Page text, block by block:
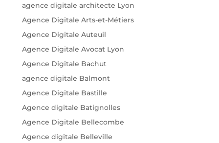
agence digitale architecte Lyon
Agence Digitale Arts-et-Métiers
Agence Digitale Auteuil
Agence Digitale Avocat Lyon
Agence Digitale Bachut
agence digitale Balmont
Agence Digitale Bastille
Agence digitale Batignolles
Agence Digitale Bellecombe
Agence digitale Belleville